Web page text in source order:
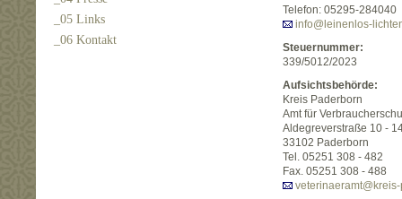
_05 Links
_06 Kontakt
Telefon: 05295-284040
info@leinenlos-
Steuernummer:
339/5012/2023
Aufsichtsbehörde:
Kreis Paderborn
Amt für
Aldegreverstraße 10 -
33102 Paderborn
Tel. 05251 308 - 482
Fax. 05251 308 - 488